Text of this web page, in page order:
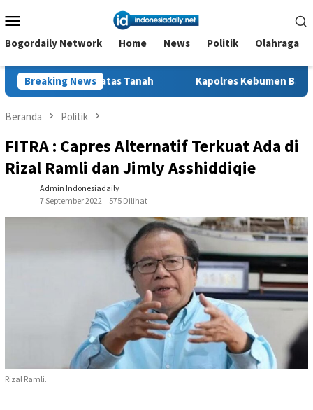
ke
kontenMobile
Bogordaily Network Home News Politik Olahraga
Breaking News
atas Tanah Kapolres Kebumen Bagikan Perlengkapan
Beranda Politik
FITRA : Capres Alternatif Terkuat Ada di
Rizal Ramli dan Jimly Asshiddiqie
Admin Indonesiadaily
7 September 2022
575 Dilihat
Rizal Ramli.